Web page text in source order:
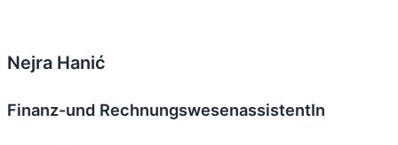
Nejra Hanić
Finanz-und RechnungswesenassistentIn